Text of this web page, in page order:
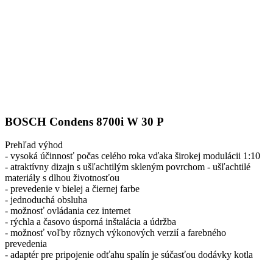
BOSCH Condens 8700i W 30 P
Prehľad výhod
- vysoká účinnosť počas celého roka vďaka širokej modulácii 1:10
- atraktívny dizajn s ušľachtilým skleným povrchom - ušľachtilé
materiály s dlhou životnosťou
- prevedenie v bielej a čiernej farbe
- jednoduchá obsluha
- možnosť ovládania cez internet
- rýchla a časovo úsporná inštalácia a údržba
- možnosť voľby rôznych výkonových verzií a farebného
prevedenia
- adaptér pre pripojenie odťahu spalín je súčasťou dodávky kotla